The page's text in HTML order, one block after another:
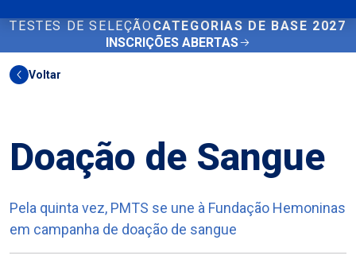
TESTES DE SELEÇÃO CATEGORIAS DE BASE 2027
INSCRIÇÕES ABERTAS
Voltar
Doação de Sangue
Pela quinta vez, PMTS se une à Fundação Hemoninas
em campanha de doação de sangue